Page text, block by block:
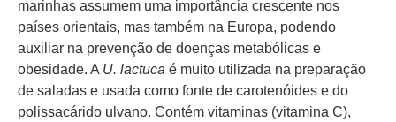
marinhas assumem uma importância crescente nos
países orientais, mas também na Europa, podendo
auxiliar na prevenção de doenças metabólicas e
obesidade. A U. lactuca é muito utilizada na preparação
de saladas e usada como fonte de carotenóides e do
polissacárido ulvano. Contém vitaminas (vitamina C),